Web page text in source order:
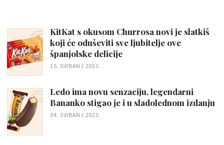
KitKat s okusom Churrosa novi je slatkiš
koji će oduševiti sve ljubitelje ove
španjolske delicije
15. SVIBANJ 2023.
Ledo ima novu senzaciju, legendarni
Bananko stigao je i u sladolednom izdanju
04. SVIBANJ 2023.